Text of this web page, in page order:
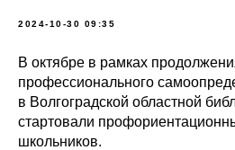
2024-10-30 09:35
В октябре в рамках
профессионального
в Волгоградской областной
стартовали
школьников.